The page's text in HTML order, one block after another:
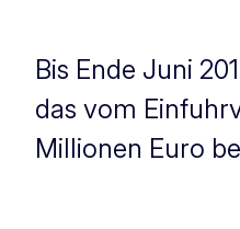
Bis Ende Juni
das vom
Millionen Euro